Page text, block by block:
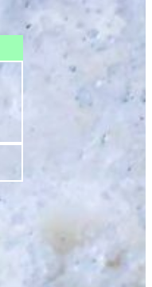
Kuva: Miikka
Pulliainen